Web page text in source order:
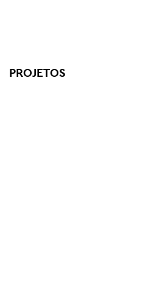
PROJETOS